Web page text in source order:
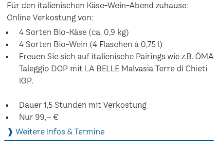
Für den italienischen Käse-Wein-Abend zuhause:
Online Verkostung von:
4 Sorten Bio-Käse (ca. 0,9 kg)
4 Sorten Bio-Wein (4 Flaschen à 0,75 l)
Freuen Sie sich auf italienische Pairings wie z.B. ÖMA
Taleggio DOP mit LA BELLE Malvasia Terre di Chieti
IGP.
Dauer 1,5 Stunden mit Verkostung
Nur 99,– €
❱ Weitere Infos & Termine